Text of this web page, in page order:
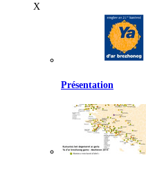
X
Présentation